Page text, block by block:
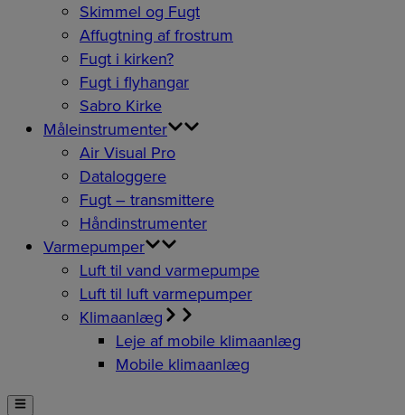
Skimmel og Fugt
Affugtning af frostrum
Fugt i kirken?
Fugt i flyhangar
Sabro Kirke
Måleinstrumenter
Air Visual Pro
Dataloggere
Fugt – transmittere
Håndinstrumenter
Varmepumper
Luft til vand varmepumpe
Luft til luft varmepumper
Klimaanlæg
Leje af mobile klimaanlæg
Mobile klimaanlæg